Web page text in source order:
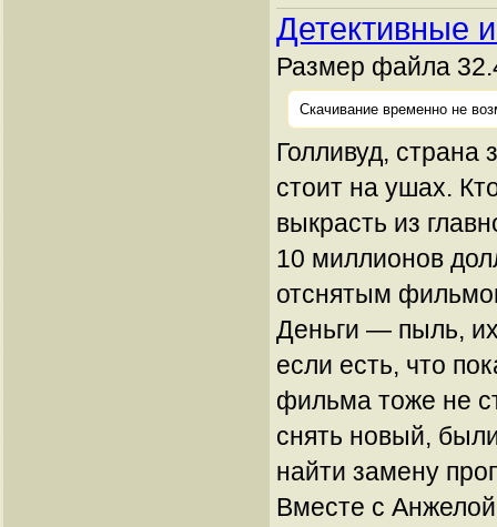
Детективные
Размер файла
Скачивание временно не
Голливуд, страна
стоит на ушах.
выкрасть из
10 миллионов
отснятым
Деньги — пыль,
если есть, что
фильма тоже не
снять новый,
найти замену
Вместе с